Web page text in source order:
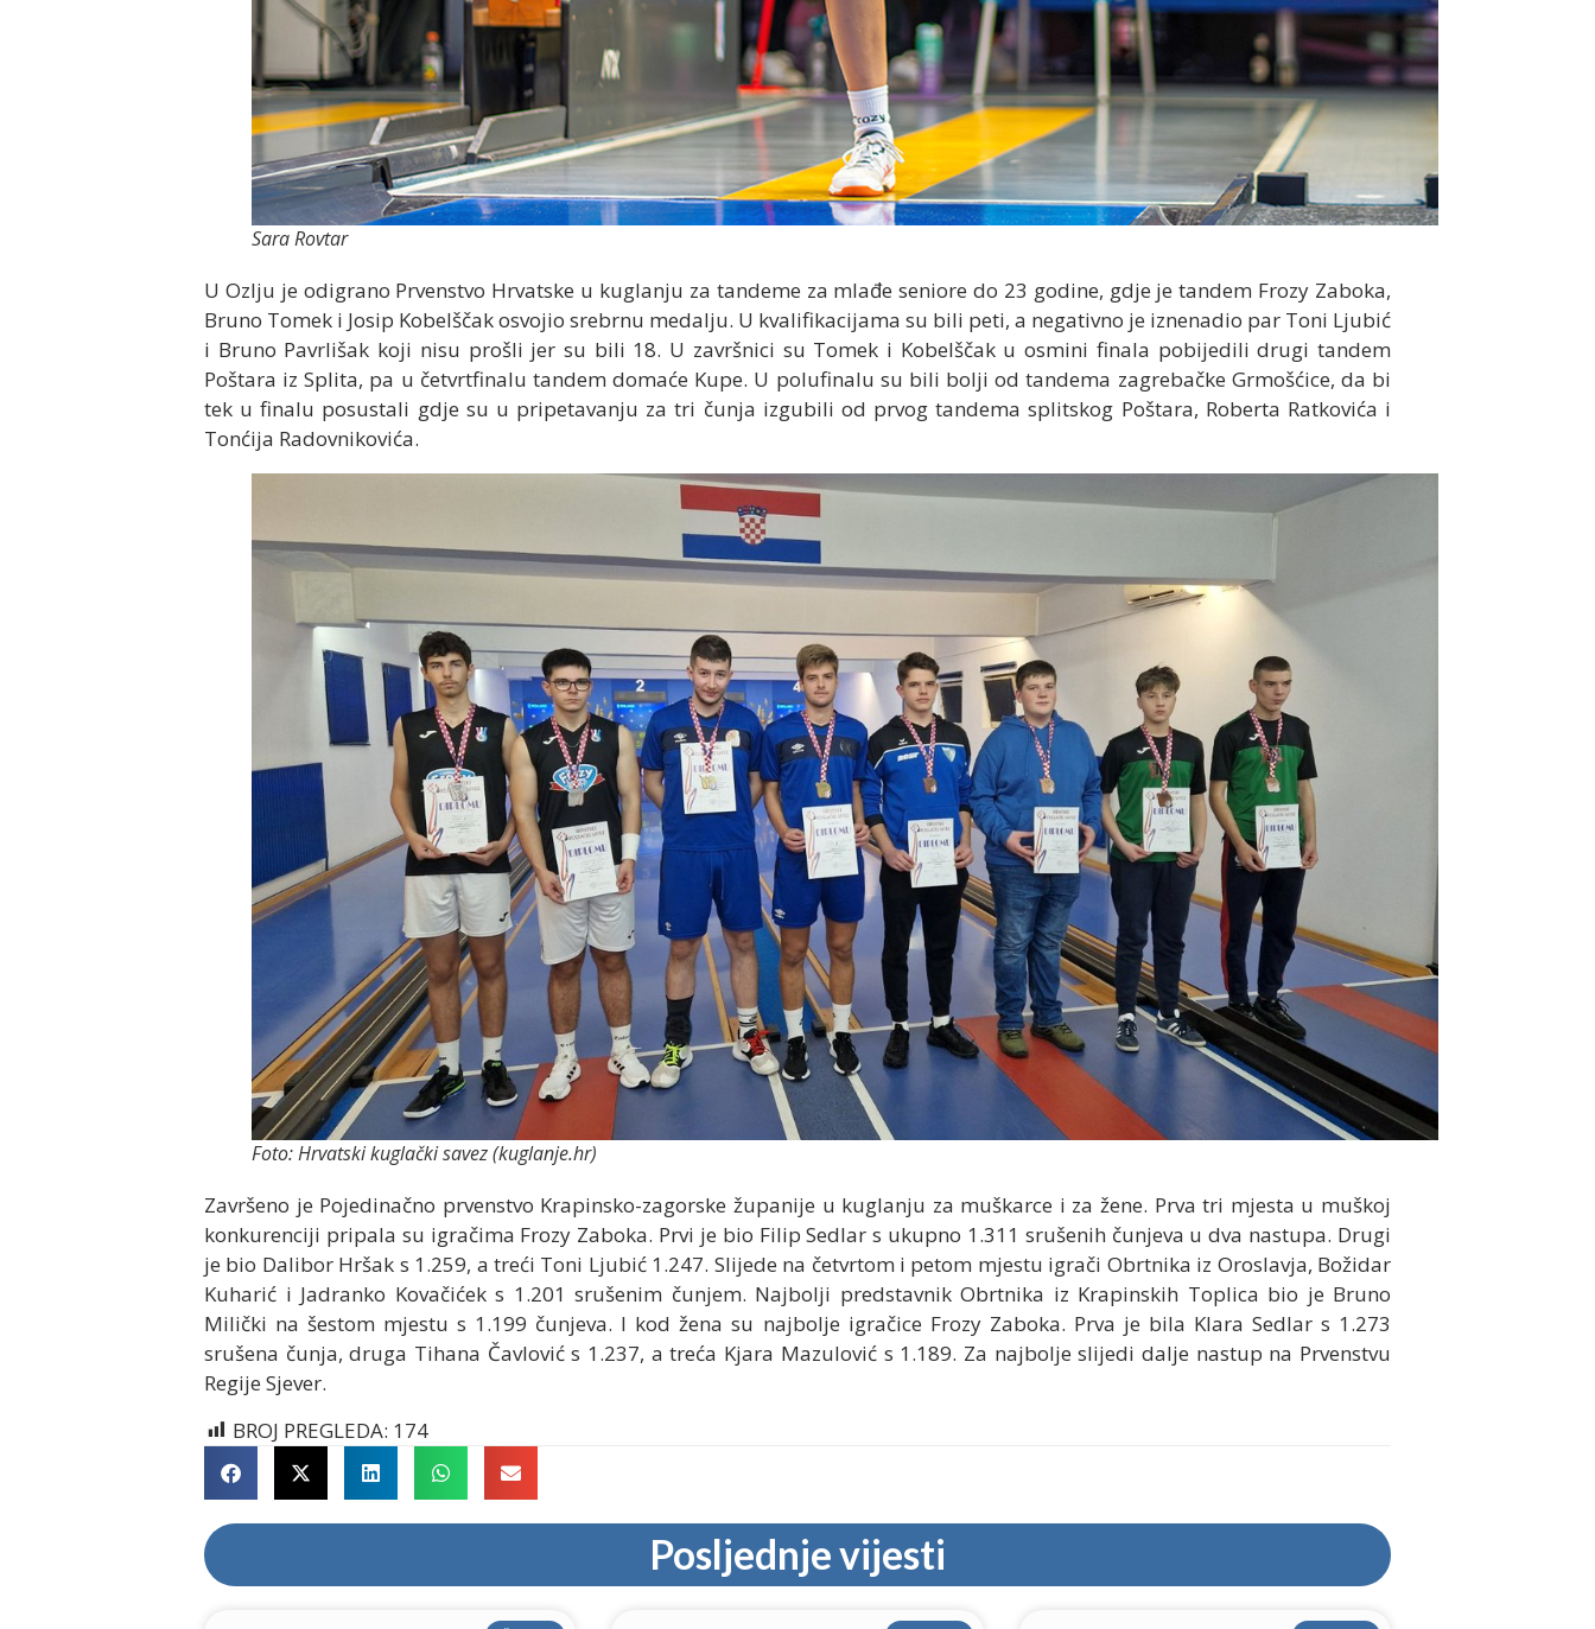
Sara Rovtar
U Ozlju je odigrano Prvenstvo Hrvatske u kuglanju za tandeme za mlađe seniore do 23 godine, gdje je tandem Frozy Zaboka,
Bruno Tomek i Josip Kobelščak osvojio srebrnu medalju. U kvalifikacijama su bili peti, a negativno je iznenadio par Toni Ljubić
i Bruno Pavrlišak koji nisu prošli jer su bili 18. U završnici su Tomek i Kobelščak u osmini finala pobijedili drugi tandem
Poštara iz Splita, pa u četvrtfinalu tandem domaće Kupe. U polufinalu su bili bolji od tandema zagrebačke Grmošćice, da bi
tek u finalu posustali gdje su u pripetavanju za tri čunja izgubili od prvog tandema splitskog Poštara, Roberta Ratkovića i
Tonćija Radovnikovića.
Foto: Hrvatski kuglački savez (kuglanje.hr)
Završeno je Pojedinačno prvenstvo Krapinsko-zagorske županije u kuglanju za muškarce i za žene. Prva tri mjesta u muškoj
konkurenciji pripala su igračima Frozy Zaboka. Prvi je bio Filip Sedlar s ukupno 1.311 srušenih čunjeva u dva nastupa. Drugi
je bio Dalibor Hršak s 1.259, a treći Toni Ljubić 1.247. Slijede na četvrtom i petom mjestu igrači Obrtnika iz Oroslavja, Božidar
Kuharić i Jadranko Kovačićek s 1.201 srušenim čunjem. Najbolji predstavnik Obrtnika iz Krapinskih Toplica bio je Bruno
Milički na šestom mjestu s 1.199 čunjeva. I kod žena su najbolje igračice Frozy Zaboka. Prva je bila Klara Sedlar s 1.273
srušena čunja, druga Tihana Čavlović s 1.237, a treća Kjara Mazulović s 1.189. Za najbolje slijedi dalje nastup na Prvenstvu
Regije Sjever.
BROJ PREGLEDA: 174
Posljednje vijesti